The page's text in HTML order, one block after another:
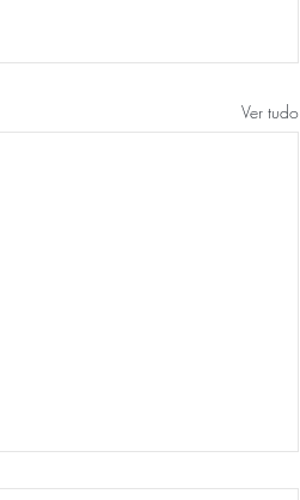
Ver tudo